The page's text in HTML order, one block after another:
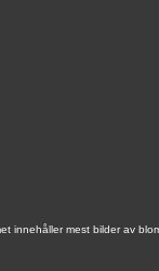
innehåller mest bilder av